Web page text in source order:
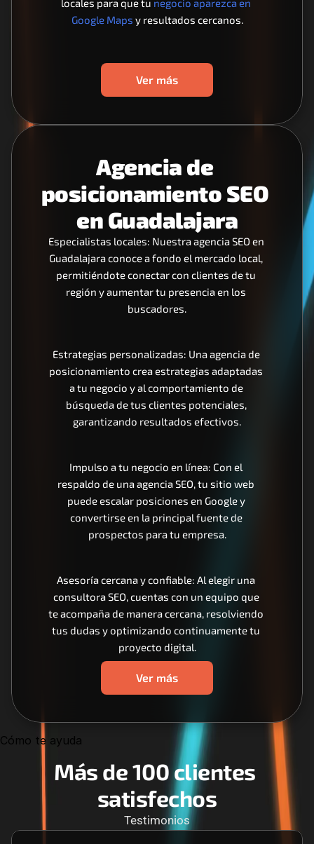
locales para que tu negocio aparezca en
Google Maps y resultados cercanos.
Ver más
Agencia de
posicionamiento SEO
en Guadalajara
Especialistas locales: Nuestra agencia SEO en
Guadalajara conoce a fondo el mercado local,
permitiéndote conectar con clientes de tu
región y aumentar tu presencia en los
buscadores.
Estrategias personalizadas: Una agencia de
posicionamiento crea estrategias adaptadas
a tu negocio y al comportamiento de
búsqueda de tus clientes potenciales,
garantizando resultados efectivos.
Impulso a tu negocio en línea: Con el
respaldo de una agencia SEO, tu sitio web
puede escalar posiciones en Google y
convertirse en la principal fuente de
prospectos para tu empresa.
Asesoría cercana y confiable: Al elegir una
consultora SEO, cuentas con un equipo que
te acompaña de manera cercana, resolviendo
tus dudas y optimizando continuamente tu
proyecto digital.
Ver más
Cómo te ayuda
Más de 100 clientes
satisfechos
Testimonios